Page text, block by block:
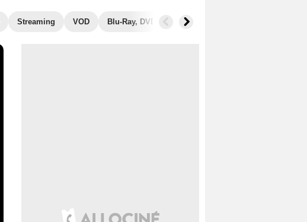
Streaming VOD Blu-Ray, DVD Photos